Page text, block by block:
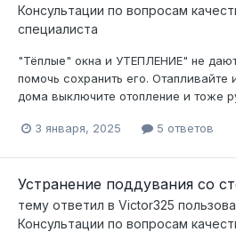
Консультации по вопросам
специалиста
"Тёплые" окна и УТЕПЛЕНИЕ" не
помочь сохранить его. Отапливайте
дома выключите отопление и тоже
3 января, 2025 5 ответов
Устранение поддувания со
тему ответил в Victor325
Консультации по вопросам